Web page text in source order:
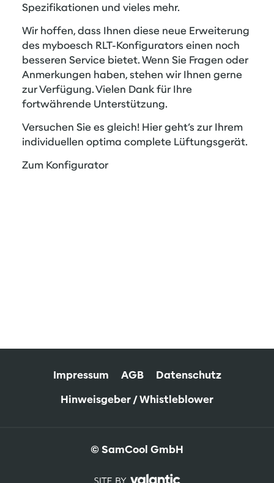
Spezifikationen und vieles mehr.
Wir hoffen, dass Ihnen diese neue Erweiterung
des myboesch RLT-Konfigurators einen noch
besseren Service bietet. Wenn Sie Fragen oder
Anmerkungen haben, stehen wir Ihnen gerne
zur Verfügung. Vielen Dank für Ihre
fortwährende Unterstützung.
Versuchen Sie es gleich! Hier geht’s zur Ihrem
individuellen optima complete Lüftungsgerät.
Zum Konfigurator
Impressum AGB
Datenschutz
Hinweisgeber / Whistleblower
© SamCool GmbH